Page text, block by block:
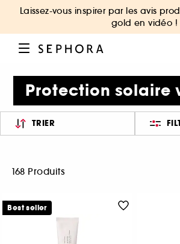
Laissez-vous inspirer par les avis
gold en vidéo !
Protection solaire
TRIER
168 Produits
Best seller